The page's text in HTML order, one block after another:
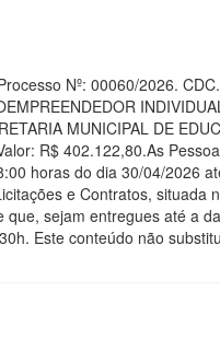
Nº: 00060/2026.
MUNICIPAL DE
R$ 402.122,80.As
horas do dia 30/04/2026
e Contratos, situada
sejam entregues até a
Este conteúdo não